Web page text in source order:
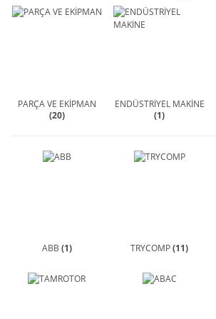
PARÇA VE EKİPMAN
(20)
ENDÜSTRİYEL MAKİNE
(1)
ABB (1) TRYCOMP(11)